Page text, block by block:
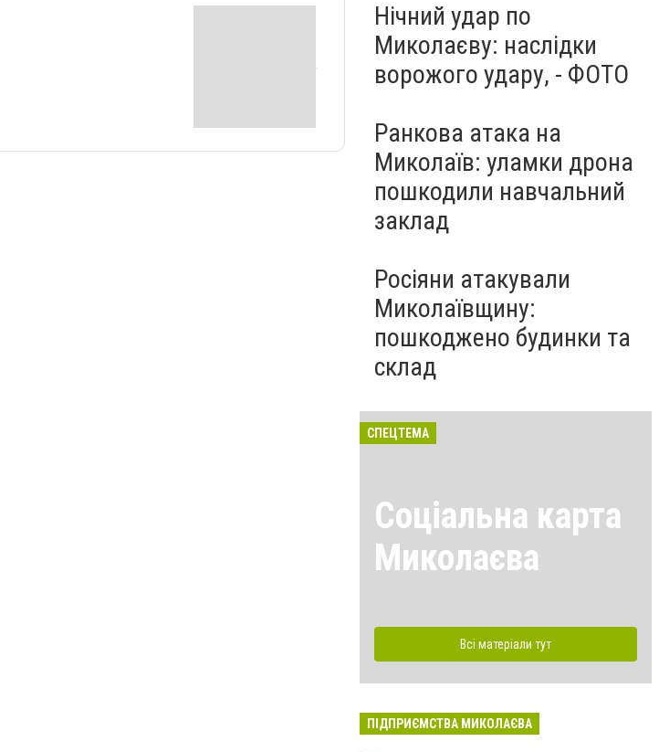
Нічний удар по
Миколаєву: наслідки
ворожого удару, - ФОТО
Ранкова атака на
Миколаїв: уламки дрона
пошкодили навчальний
заклад
Росіяни атакували
Миколаївщину:
пошкоджено будинки та
склад
СПЕЦТЕМА
Соціальна карта
Миколаєва
Всі матеріали тут
ПІДПРИЄМСТВА МИКОЛАЄВА